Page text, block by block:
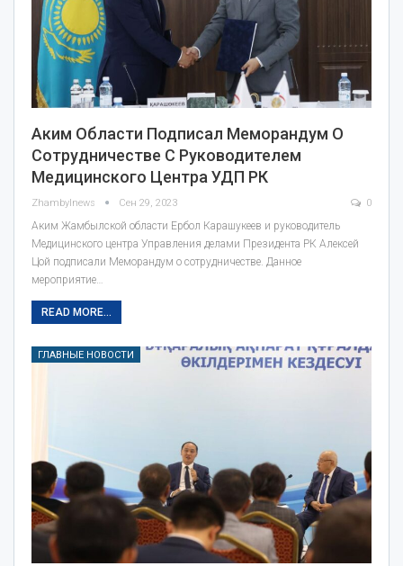
Аким Области Подписал Меморандум О
Сотрудничестве С Руководителем
Медицинского Центра УДП РК
Zhambylnews Сен 29, 2023 0
Аким Жамбылской области Ербол Карашукеев и руководитель
Медицинского центра Управления делами Президента РК Алексей
Цой подписали Меморандум о сотрудничестве. Данное
мероприятие…
READ MORE...
ГЛАВНЫЕ НОВОСТИ